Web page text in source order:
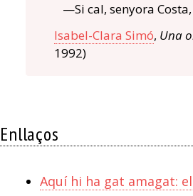
—Si cal, senyora
Isabel-Clara Simó, Una
1992)
Enllaços
Aquí hi ha gat amagat: